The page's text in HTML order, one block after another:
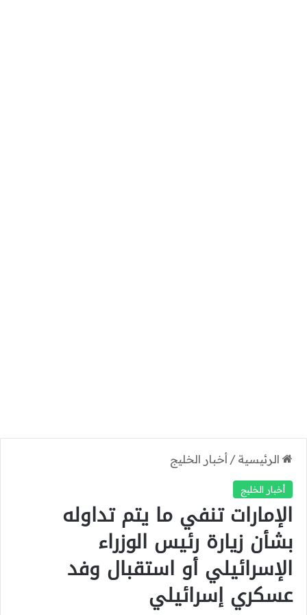
الرئيسية / أخبار الخليج
أخبار الخليج
الإمارات تنفي ما يتم تداوله
بشأن زيارة رئيس الوزراء
الإسرائيلي أو استقبال وفد
عسكري إسرائيلي